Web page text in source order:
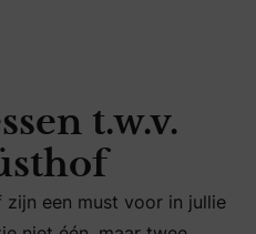
t.w.v.
een must voor in jullie
zijn een must voor in jullie